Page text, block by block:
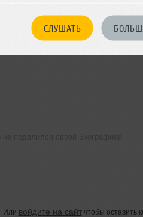
СЛУШАТЬ
Или войдите на сайтчтобы оставить